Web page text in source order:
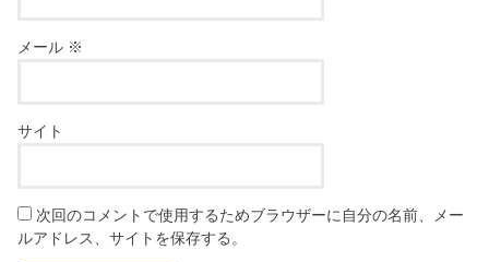
メール ※
サイト
次回のコメントで使用するためブラウザーに自分の名前、メー
ルアドレス、サイトを保存する。